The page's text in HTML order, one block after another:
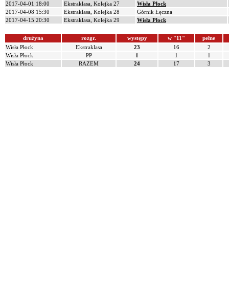
2017-04-01 18:00
Ekstraklasa, Kolejka 27
Wisła Płock
2017-04-08 15:30
Ekstraklasa, Kolejka 28
Górnik Łęczna
2017-04-15 20:30
Ekstraklasa, Kolejka 29 Wisła Płock
drużyna rozgr. występy w "11" pełne
Wisła Płock
Ekstraklasa 23 16
2
Wisła Płock
PP 1 1
1
Wisła Płock
RAZEM 24 17 3